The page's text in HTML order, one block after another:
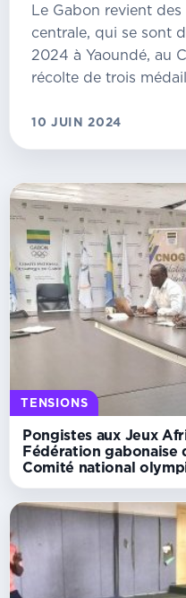
Le Gabon revient
centrale, qui se sont
2024 à Yaoundé, au
récolte de trois
10 JUIN 2024
TENSIONS
Pongistes aux Jeux
Fédération gabonaise
Comité national